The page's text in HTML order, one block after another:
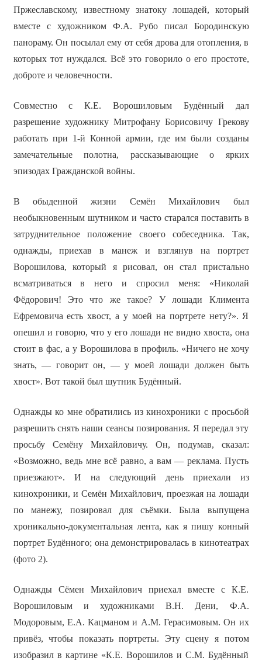
Пржеславскому, известному знатоку лошадей, который
вместе с художником Ф.А. Рубо писал Бородинскую
панораму. Он посылал ему от себя дрова для отопления, в
которых тот нуждался. Всё это говорило о его простоте,
доброте и человечности.
Совместно с К.Е. Ворошиловым Будённый дал
разрешение художнику Митрофану Борисовичу Грекову
работать при 1-й Конной армии, где им были созданы
замечательные полотна, рассказывающие о ярких
эпизодах Гражданской войны.
В обыденной жизни Семён Михайлович был
необыкновенным шутником и часто старался поставить в
затруднительное положение своего собеседника. Так,
однажды, приехав в манеж и взглянув на портрет
Ворошилова, который я рисовал, он стал пристально
всматриваться в него и спросил меня: «Николай
Фёдорович! Это что же такое? У лошади Климента
Ефремовича есть хвост, а у моей на портрете нету?». Я
опешил и говорю, что у его лошади не видно хвоста, она
стоит в фас, а у Ворошилова в профиль. «Ничего не хочу
знать, — говорит он, — у моей лошади должен быть
хвост». Вот такой был шутник Будённый.
Однажды ко мне обратились из кинохроники с просьбой
разрешить снять наши сеансы позирования. Я передал эту
просьбу Семёну Михайловичу. Он, подумав, сказал:
«Возможно, ведь мне всё равно, а вам — реклама. Пусть
приезжают». И на следующий день приехали из
кинохроники, и Семён Михайлович, проезжая на лошади
по манежу, позировал для съёмки. Была выпущена
хроникально-документальная лента, как я пишу конный
портрет Будённого; она демонстрировалась в кинотеатрах
(фото 2).
Однажды Сёмен Михайлович приехал вместе с К.Е.
Ворошиловым и художниками В.Н. Дени, Ф.А.
Модоровым, Е.А. Кацманом и А.М. Герасимовым. Он их
привёз, чтобы показать портреты. Эту сцену я потом
изобразил в картине «К.Е. Ворошилов и С.М. Будённый